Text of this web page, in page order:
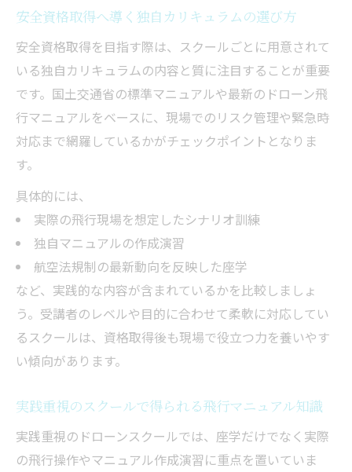
安全資格取得へ導く独自カリキュラムの選び方
安全資格取得を目指す際は、スクールごとに用意されて
いる独自カリキュラムの内容と質に注目することが重要
です。国土交通省の標準マニュアルや最新のドローン飛
行マニュアルをベースに、現場でのリスク管理や緊急時
対応まで網羅しているかがチェックポイントとなりま
す。
具体的には、
実際の飛行現場を想定したシナリオ訓練
独自マニュアルの作成演習
航空法規制の最新動向を反映した座学
など、実践的な内容が含まれているかを比較しましょ
う。受講者のレベルや目的に合わせて柔軟に対応してい
るスクールは、資格取得後も現場で役立つ力を養いやす
い傾向があります。
実践重視のスクールで得られる飛行マニュアル知識
実践重視のドローンスクールでは、座学だけでなく実際
の飛行操作やマニュアル作成演習に重点を置いていま